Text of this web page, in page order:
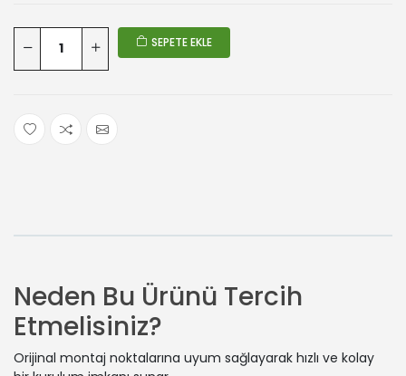
SEPETE EKLE
Neden Bu Ürünü Tercih
Etmelisiniz?
Orijinal montaj noktalarına uyum sağlayarak hızlı ve kolay